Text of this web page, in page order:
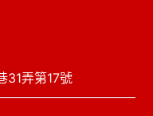
31弄第17號